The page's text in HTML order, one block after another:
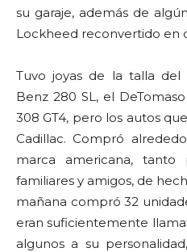
su garaje, además de
Lockheed reconvertido en
Tuvo joyas de la talla del
Benz 280 SL, el
308 GT4, pero los autos
Cadillac. Compró
marca americana,
familiares y amigos, de
mañana compró 32
eran suficientemente
algunos a su